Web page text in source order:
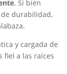
. Si bien
durabilidad,
y cargada de
fiel a las raíces